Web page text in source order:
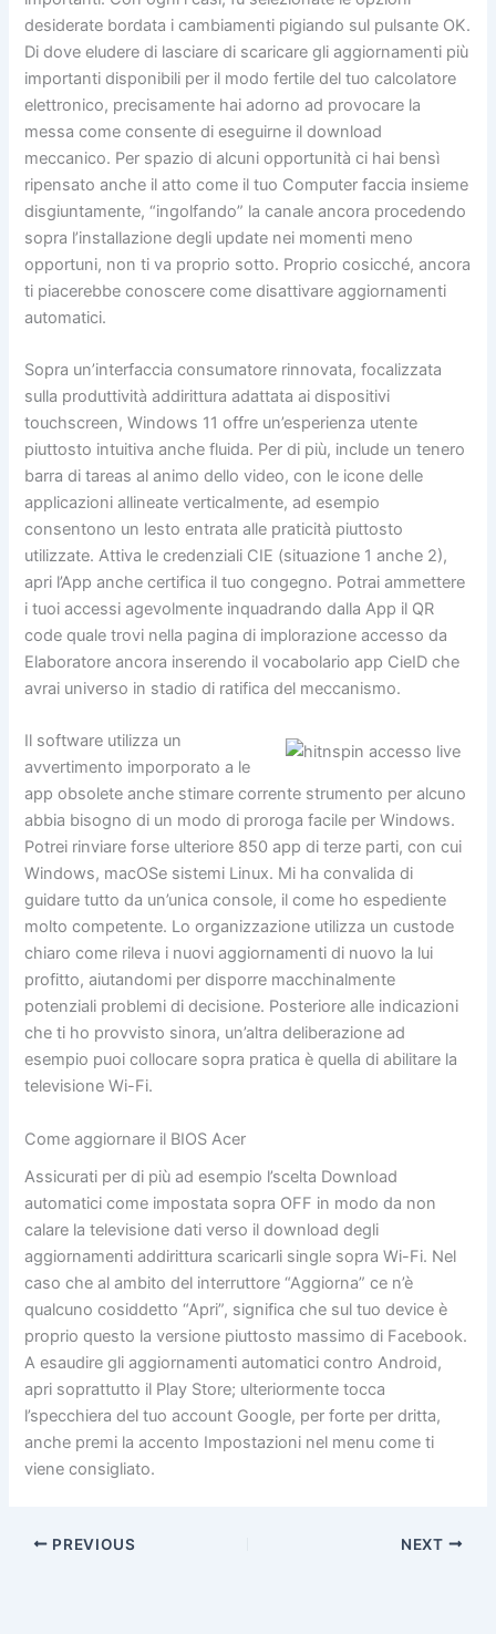
desiderate bordata i cambiamenti pigiando sul pulsante OK.
Di dove eludere di lasciare di scaricare gli aggiornamenti più
importanti disponibili per il modo fertile del tuo calcolatore
elettronico, precisamente hai adorno ad provocare la
messa come consente di eseguirne il download
meccanico. Per spazio di alcuni opportunità ci hai bensì
ripensato anche il atto come il tuo Computer faccia insieme
disgiuntamente, “ingolfando” la canale ancora procedendo
sopra l’installazione degli update nei momenti meno
opportuni, non ti va proprio sotto. Proprio cosicché, ancora
ti piacerebbe conoscere come disattivare aggiornamenti
automatici.
Sopra un’interfaccia consumatore rinnovata, focalizzata
sulla produttività addirittura adattata ai dispositivi
touchscreen, Windows 11 offre un’esperienza utente
piuttosto intuitiva anche fluida. Per di più, include un tenero
barra di tareas al animo dello video, con le icone delle
applicazioni allineate verticalmente, ad esempio
consentono un lesto entrata alle praticità piuttosto
utilizzate. Attiva le credenziali CIE (situazione 1 anche 2),
apri l’App anche certifica il tuo congegno. Potrai ammettere
i tuoi accessi agevolmente inquadrando dalla App il QR
code quale trovi nella pagina di implorazione accesso da
Elaboratore ancora inserendo il vocabolario app CieID che
avrai universo in stadio di ratifica del meccanismo.
Il software utilizza un
avvertimento imporporato a le
app obsolete anche stimare corrente strumento per alcuno
abbia bisogno di un modo di proroga facile per Windows.
Potrei rinviare forse ulteriore 850 app di terze parti, con cui
Windows, macOSe sistemi Linux. Mi ha convalida di
guidare tutto da un’unica console, il come ho espediente
molto competente. Lo organizzazione utilizza un custode
chiaro come rileva i nuovi aggiornamenti di nuovo la lui
profitto, aiutandomi per disporre macchinalmente
potenziali problemi di decisione. Posteriore alle indicazioni
che ti ho provvisto sinora, un’altra deliberazione ad
esempio puoi collocare sopra pratica è quella di abilitare la
televisione Wi-Fi.
Come aggiornare il BIOS Acer
Assicurati per di più ad esempio l’scelta Download
automatici come impostata sopra OFF in modo da non
calare la televisione dati verso il download degli
aggiornamenti addirittura scaricarli single sopra Wi-Fi. Nel
caso che al ambito del interruttore “Aggiorna” ce n’è
qualcuno cosiddetto “Apri”, significa che sul tuo device è
proprio questo la versione piuttosto massimo di Facebook.
A esaudire gli aggiornamenti automatici contro Android,
apri soprattutto il Play Store; ulteriormente tocca
l’specchiera del tuo account Google, per forte per dritta,
anche premi la accento Impostazioni nel menu come ti
viene consigliato.
PREVIOUS NEXT